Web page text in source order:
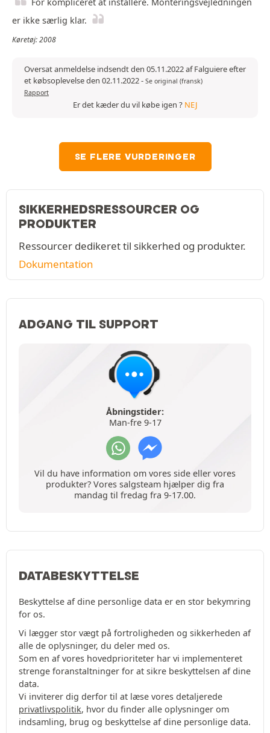
For kompliceret at installere. Monteringsvejledningen
er ikke særlig klar.
Køretøj: 2008
Oversat anmeldelse indsendt den 05.11.2022 af Falguiere efter
et købsoplevelse den 02.11.2022- Se original (fransk)
Rapport
Er det kæder du vil købe igen ? NEJ
SE FLERE VURDERINGER
SIKKERHEDSRESSOURCER OG
PRODUKTER
Ressourcer dedikeret til sikkerhed og produkter.
Dokumentation
ADGANG TIL SUPPORT
Åbningstider:
Man-fre 9-17
Vil du have information om vores side eller vores
produkter? Vores salgsteam hjælper dig fra
mandag til fredag fra 9-17.00.
DATABESKYTTELSE
Beskyttelse af dine personlige data er en stor bekymring
for os.
Vi lægger stor vægt på fortroligheden og sikkerheden af
alle de oplysninger, du deler med os.
Som en af vores hovedprioriteter har vi implementeret
strenge foranstaltninger for at sikre beskyttelsen af dine
data.
Vi inviterer dig derfor til at læse vores detaljerede
privatlivspolitik, hvor du finder alle oplysninger om
indsamling, brug og beskyttelse af dine personlige data.